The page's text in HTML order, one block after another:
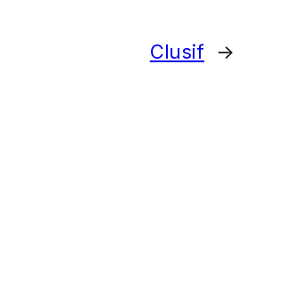
Clusif →